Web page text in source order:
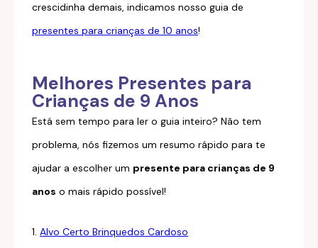
crescidinha demais, indicamos nosso guia de
presentes para crianças de 10 anos!
Melhores Presentes para
Crianças de 9 Anos
Está sem tempo para ler o guia inteiro? Não tem
problema, nós fizemos um resumo rápido para te
ajudar a escolher um presente para crianças de 9
anos o mais rápido possível!
1. Alvo Certo Brinquedos Cardoso